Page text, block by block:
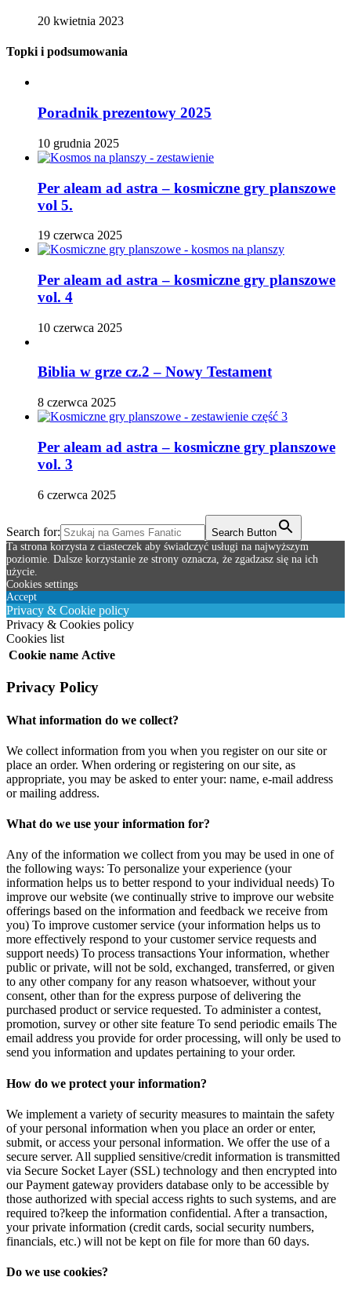
20 kwietnia 2023
Topki i podsumowania
Poradnik prezentowy 2025
10 grudnia 2025
Per aleam ad astra – kosmiczne gry planszowe
vol 5.
19 czerwca 2025
Per aleam ad astra – kosmiczne gry planszowe
vol. 4
10 czerwca 2025
Biblia w grze cz.2 – Nowy Testament
8 czerwca 2025
Per aleam ad astra – kosmiczne gry planszowe
vol. 3
6 czerwca 2025
Search for:
Search Button
Ta strona korzysta z ciasteczek aby świadczyć usługi na najwyższym
poziomie. Dalsze korzystanie ze strony oznacza, że zgadzasz się na ich
użycie.
Cookies settings
Accept
Privacy & Cookie policy
Privacy & Cookies policy
Cookies list
Cookie name Active
Privacy Policy
What information do we collect?
We collect information from you when you register on our site or
place an order. When ordering or registering on our site, as
appropriate, you may be asked to enter your: name, e-mail address
or mailing address.
What do we use your information for?
Any of the information we collect from you may be used in one of
the following ways: To personalize your experience (your
information helps us to better respond to your individual needs) To
improve our website (we continually strive to improve our website
offerings based on the information and feedback we receive from
you) To improve customer service (your information helps us to
more effectively respond to your customer service requests and
support needs) To process transactions Your information, whether
public or private, will not be sold, exchanged, transferred, or given
to any other company for any reason whatsoever, without your
consent, other than for the express purpose of delivering the
purchased product or service requested. To administer a contest,
promotion, survey or other site feature To send periodic emails The
email address you provide for order processing, will only be used to
send you information and updates pertaining to your order.
How do we protect your information?
We implement a variety of security measures to maintain the safety
of your personal information when you place an order or enter,
submit, or access your personal information. We offer the use of a
secure server. All supplied sensitive/credit information is transmitted
via Secure Socket Layer (SSL) technology and then encrypted into
our Payment gateway providers database only to be accessible by
those authorized with special access rights to such systems, and are
required to?keep the information confidential. After a transaction,
your private information (credit cards, social security numbers,
financials, etc.) will not be kept on file for more than 60 days.
Do we use cookies?